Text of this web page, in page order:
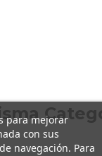
para mejorar
con sus
navegación. Para